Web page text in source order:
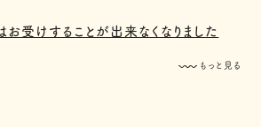
受けすることが出来なくなりました
もっと見る